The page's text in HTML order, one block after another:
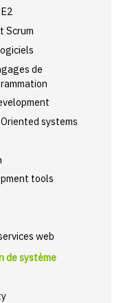
Scrum
de
systems
tools
web
de système